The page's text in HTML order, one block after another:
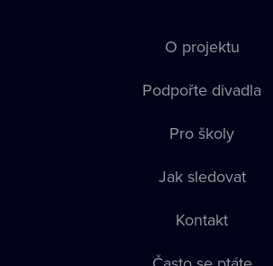
O projektu
Podpořte divadla
Pro školy
Jak sledovat
Kontakt